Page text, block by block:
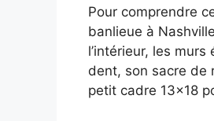
Pour comprendre
banlieue à
l’intérieur, les
dent, son sacre de
petit cadre 13×18